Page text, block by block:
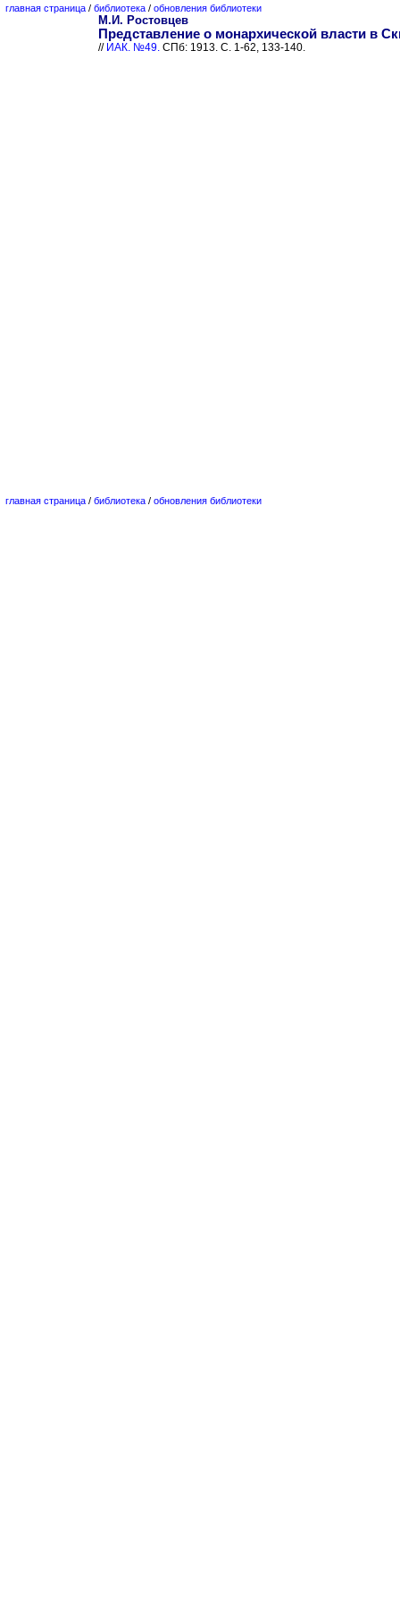
главная страница / библиотека / обновления библиотеки
М.И. Ростовцев
Представление о монархической власти в
// ИАК. №49. СПб: 1913. С. 1-62, 133-140.
главная страница / библиотека / обновления библиотеки